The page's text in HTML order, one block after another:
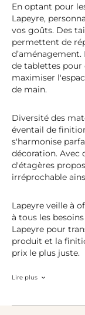
En optant pour
Lapeyre,
vos goûts. Des
permettent de
de tablettes pour
maximiser
de main.
Diversité des
éventail de
s'harmonise
décoration. Avec
d'étagères
irréprochable
Lapeyre veille à
à tous les
Lapeyre pour
produit et la
prix le plus juste.
Lire plus